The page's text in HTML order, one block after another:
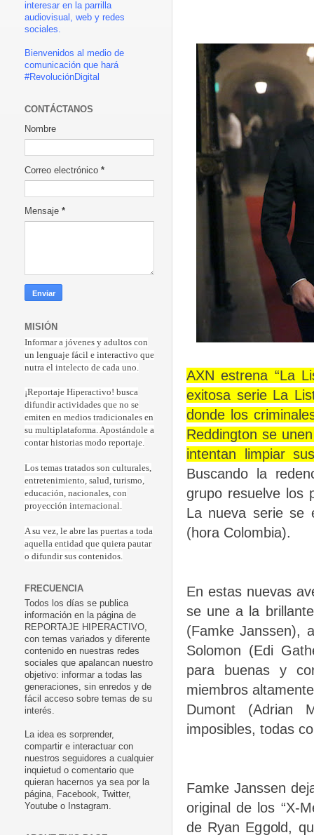
AXN estrena “La
exitosa serie La
donde los
Reddington se
intentan limpiar
Buscando la
grupo resuelve los
La nueva serie se
(hora Colombia).
En estas nuevas
se une a la
(Famke Janssen),
Solomon (Edi
para buenas y
miembros
Dumont (Adrian
imposibles, todas
Famke Janssen
original de los “X-
de Ryan Eggold,
interesar en la parrilla
audiovisual, web y redes
sociales.
Bienvenidos al medio de
comunicación que hará
#RevoluciónDigital
CONTÁCTANOS
Nombre
Correo electrónico *
Mensaje *
MISIÓN
Informar a jóvenes y adultos con
un lenguaje fácil e interactivo que
nutra el intelecto de cada uno.
¡Reportaje Hiperactivo! busca
difundir actividades que no se
emiten en medios tradicionales en
su multiplataforma. Apostándole a
contar historias modo reportaje.
Los temas tratados son culturales,
entretenimiento, salud, turismo,
educación, nacionales, con
proyección internacional.
A su vez, le abre las puertas a toda
aquella entidad que quiera pautar
o difundir sus contenidos.
FRECUENCIA
Todos los días se publica
información en la página de
REPORTAJE HIPERACTIVO,
con temas variados y diferente
contenido en nuestras redes
sociales que apalancan nuestro
objetivo: informar a todas las
generaciones, sin enredos y de
fácil acceso sobre temas de su
interés.
La idea es sorprender,
compartir e interactuar con
nuestros seguidores a cualquier
inquietud o comentario que
quieran hacernos ya sea por la
página, Facebook, Twitter,
Youtube o Instagram.